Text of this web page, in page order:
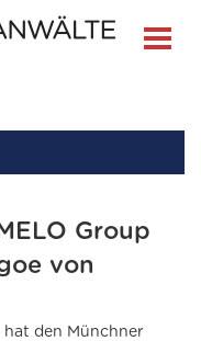
Group
von
hat den Münchner